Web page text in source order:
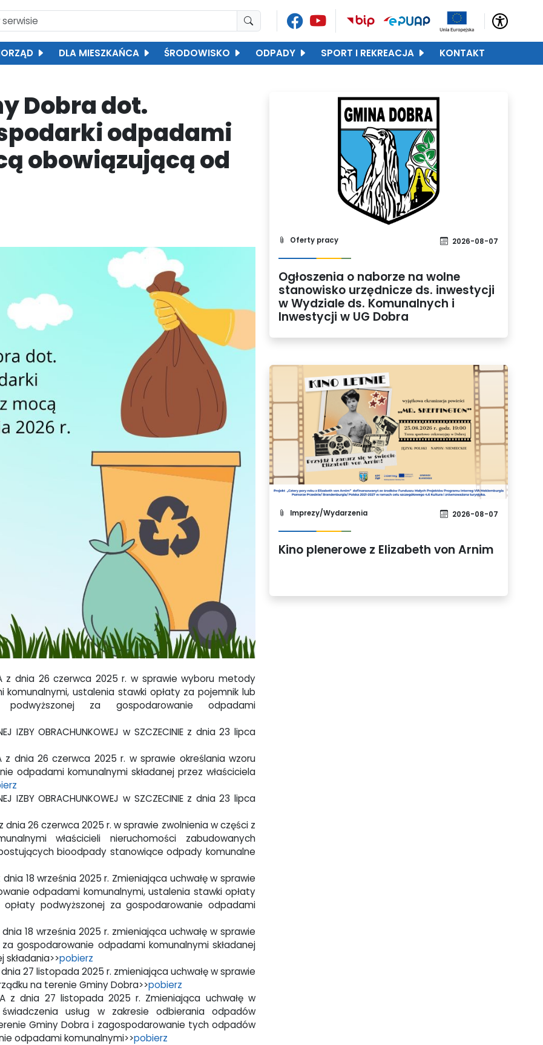
DLA MIESZKAŃCA ŚRODOWISKO ODPADY SPORT I REKREACJA KONTAKT
Dobra dot.
odpadami
obowiązującą od
z dnia 26 czerwca 2025 r. w sprawie wyboru metody
ustalenia stawki opłaty za pojemnik lub
za gospodarowanie odpadami
IZBY OBRACHUNKOWEJ w SZCZECINIE z dnia 23 lipca
z dnia 26 czerwca 2025 r. w sprawie określania wzoru
odpadami komunalnymi składanej przez właściciela
IZBY OBRACHUNKOWEJ w SZCZECINIE z dnia 23 lipca
z dnia 26 czerwca 2025 r. w sprawie zwolnienia w części z
właścicieli nieruchomości zabudowanych
bioodpady stanowiące odpady komunalne
dnia 18 września 2025 r. Zmieniająca uchwałę w sprawie
odpadami komunalnymi, ustalenia stawki opłaty
podwyższonej za gospodarowanie odpadami
dnia 18 września 2025 r. zmieniająca uchwałę w sprawie
gospodarowanie odpadami komunalnymi składanej
pobierz
dnia 27 listopada 2025 r. zmieniająca uchwałę w sprawie
na terenie Gminy Dobra>>pobierz
z dnia 27 listopada 2025 r. Zmieniająca uchwałę w
usług w zakresie odbierania odpadów
Gminy Dobra i zagospodarowanie tych odpadów
odpadami komunalnymi>>pobierz
Oferty pracy 2026-08-07
Ogłoszenia o naborze na wolne
stanowisko urzędnicze ds. inwestycji
w Wydziale ds. Komunalnych i
Inwestycji w UG Dobra
Imprezy/Wydarzenia 2026-08-07
Kino plenerowe z Elizabeth von Arnim